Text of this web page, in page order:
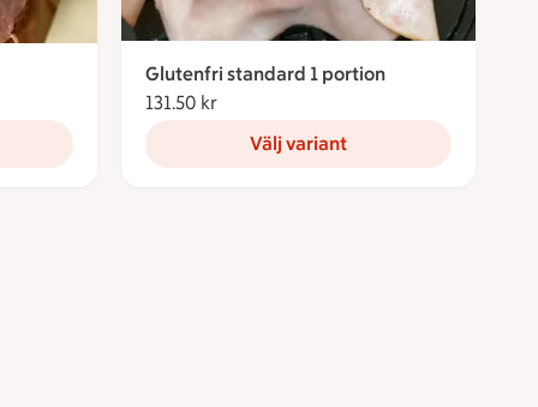
Glutenfri standard 1 portion
131.50 kr
Välj variant